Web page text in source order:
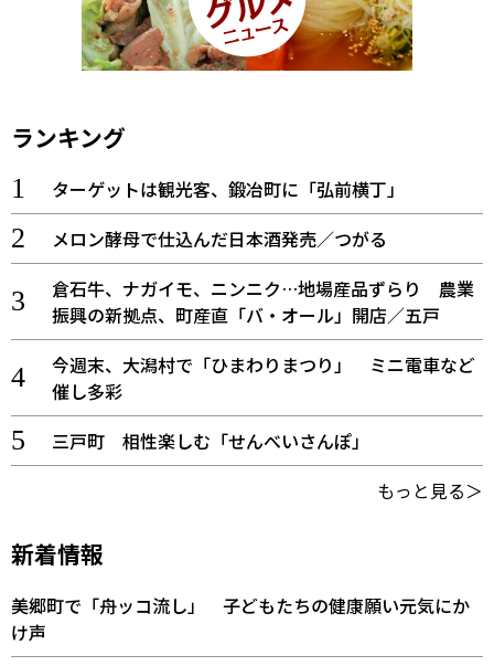
ランキング
ターゲットは観光客、鍛冶町に「弘前横丁」
メロン酵母で仕込んだ日本酒発売／つがる
倉石牛、ナガイモ、ニンニク…地場産品ずらり 農業
振興の新拠点、町産直「バ・オール」開店／五戸
今週末、大潟村で「ひまわりまつり」 ミニ電車など
催し多彩
三戸町 相性楽しむ「せんべいさんぽ」
もっと見る＞
新着情報
美郷町で「舟ッコ流し」 子どもたちの健康願い元気にか
け声